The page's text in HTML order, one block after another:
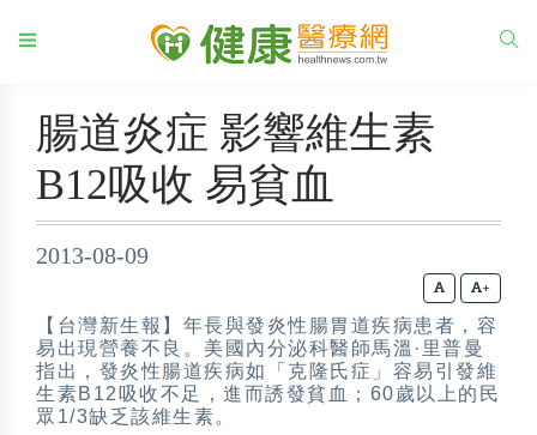
腸道炎症 影響維生素
B12吸收 易貧血
2013-08-09
+
【台灣新生報】年長與發炎性腸胃道疾病患者，容
易出現營養不良。美國內分泌科醫師馬溫·里普曼
指出，發炎性腸道疾病如「克隆氏症」容易引發維
生素B12吸收不足，進而誘發貧血；60歲以上的民
眾1/3缺乏該維生素。